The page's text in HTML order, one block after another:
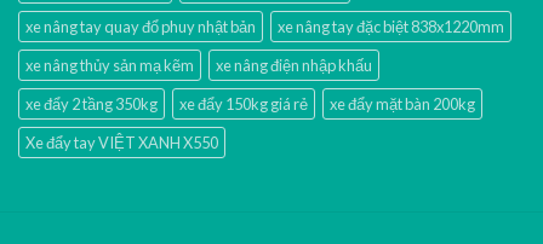
xe nâng tay quay đổ phuy nhật bản
xe nâng tay đặc biệt 838x1220mm
xe nâng thủy sản mạ kẽm
xe nâng điện nhập khấu
xe đẩy 2 tầng 350kg
xe đẩy 150kg giá rẻ
xe đẩy mặt bàn 200kg
Xe đẩy tay VIỆT XANH X550